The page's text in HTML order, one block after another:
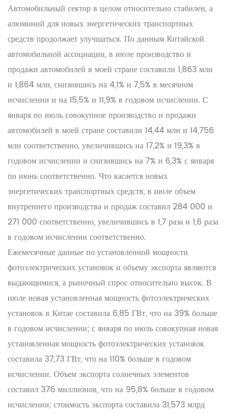
Автомобильный сектор в целом относительно стабилен, а
алюминий для новых энергетических транспортных
средств продолжает улучшаться. По данным Китайской
автомобильной ассоциации, в июле производство и
продажи автомобилей в моей стране составили 1,863 млн
и 1,864 млн, снизившись на 4,1% и 7,5% в месячном
исчислении и на 15,5% и 11,9% в годовом исчислении. С
января по июль совокупное производство и продажи
автомобилей в моей стране составили 14,44 млн и 14,756
млн соответственно, увеличившись на 17,2% и 19,3% в
годовом исчислении и снизившись на 7% и 6,3% с января
по июнь соответственно. Что касается новых
энергетических транспортных средств, в июле объем
внутреннего производства и продаж составил 284 000 и
271 000 соответственно, увеличившись в 1,7 раза и 1,6 раза
в годовом исчислении соответственно.
Ежемесячные данные по установленной мощности
фотоэлектрических установок и объему экспорта являются
выдающимися, а рыночный спрос относительно высок. В
июле новая установленная мощность фотоэлектрических
установок в Китае составила 6,85 ГВт, что на 39% больше
в годовом исчислении; с января по июль совокупная новая
установленная мощность фотоэлектрических установок
составила 37,73 ГВт, что на 110% больше в годовом
исчислении. Объем экспорта солнечных элементов
составил 376 миллионов, что на 95,8% больше в годовом
исчислении; стоимость экспорта составила 31,573 млрд